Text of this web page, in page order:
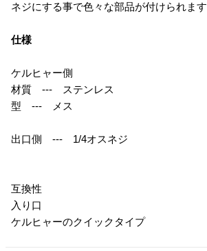
ネジにする事で色々な部品が付けられます
仕様
ケルヒャー側
材質 --- ステンレス
型 --- メス
出口側 --- 1/4オスネジ
互換性
入り口
ケルヒャーのクイックタイプ